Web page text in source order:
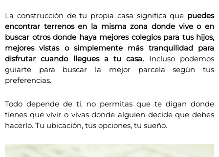
La construcción de tu propia casa significa que puedes
encontrar terrenos en la misma zona donde vive o en
buscar otros donde haya mejores colegios para tus hijos,
mejores vistas o simplemente más tranquilidad para
disfrutar cuando llegues a tu casa. Incluso podemos
guiarte para buscar la mejor parcela según tus
preferencias.
Todo depende de ti, no permitas que te digan donde
tienes que vivir o vivas donde alguien decide que debes
hacerlo. Tu ubicación, tus opciones, tu sueño.